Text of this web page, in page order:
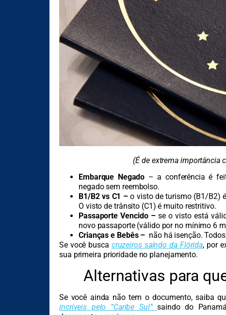
(É de extrema importância
Embarque Negado – a conferência é
negado sem reembolso.
B1/B2 vs C1 –o visto de turismo (B1/B2)
O visto de trânsito (C1) é muito restritivo.
Passaporte Vencido –se o visto está
novo passaporte (válido por no mínimo 6
Crianças e Bebês – não há isenção.
Se você busca cruzeiros saindo da Flórida, por
sua primeira prioridade no planejamento.
Alternativas para
Se você ainda não tem o documento, saiba
incríveis pelo “Caribe Sul”saindo do